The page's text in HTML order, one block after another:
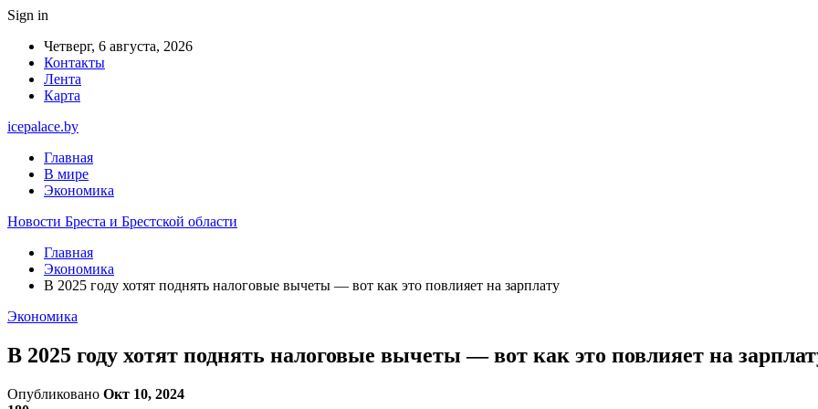
Sign in
Четверг, 6 августа, 2026
Контакты
Лента
Карта
icepalace.by
Главная
В мире
Экономика
Новости Бреста и Брестской области
Главная
Экономика
В 2025 году хотят поднять налоговые вычеты — вот как это повлияет на зарплату
Экономика
В 2025 году хотят поднять налоговые вычеты — вот как это повлияет на
Опубликовано Окт 10, 2024